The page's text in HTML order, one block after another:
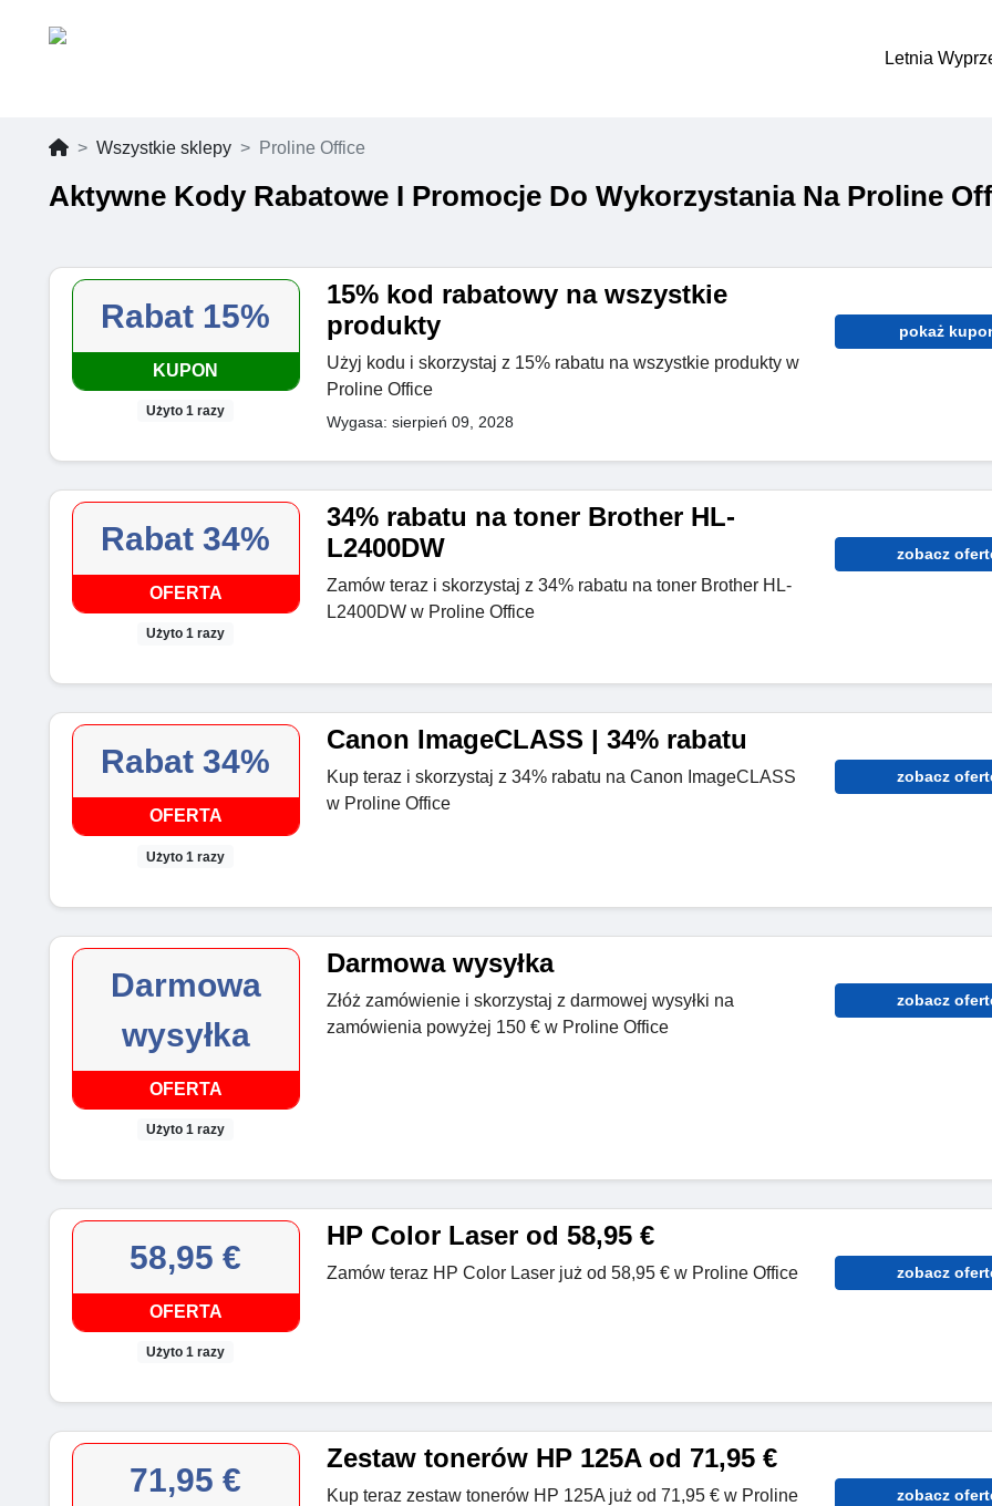
Letnia
Wszystkie sklepy Proline Office
Aktywne Kody Rabatowe I Promocje Do Wykorzystania Na Proline
Rabat 15%
KUPON
Użyto 1 razy
15% kod rabatowy na wszystkie
produkty
Użyj kodu i skorzystaj z 15% rabatu na wszystkie produkty w
Proline Office
Wygasa: sierpień 09, 2028
pokaż
Rabat 34%
OFERTA
Użyto 1 razy
34% rabatu na toner Brother HL-
L2400DW
Zamów teraz i skorzystaj z 34% rabatu na toner Brother HL-
L2400DW w Proline Office
zobacz
Rabat 34%
OFERTA
Użyto 1 razy
Canon ImageCLASS | 34% rabatu
Kup teraz i skorzystaj z 34% rabatu na Canon ImageCLASS
w Proline Office
zobacz
Darmowa
wysyłka
OFERTA
Użyto 1 razy
Darmowa wysyłka
Złóż zamówienie i skorzystaj z darmowej wysyłki na
zamówienia powyżej 150 € w Proline Office
zobacz
58,95 €
OFERTA
Użyto 1 razy
HP Color Laser od 58,95 €
Zamów teraz HP Color Laser już od 58,95 € w Proline Office zobacz
71,95 €
Zestaw tonerów HP 125A od 71,95 €
Kup teraz zestaw tonerów HP 125A już od 71,95 € w Proline
zobacz